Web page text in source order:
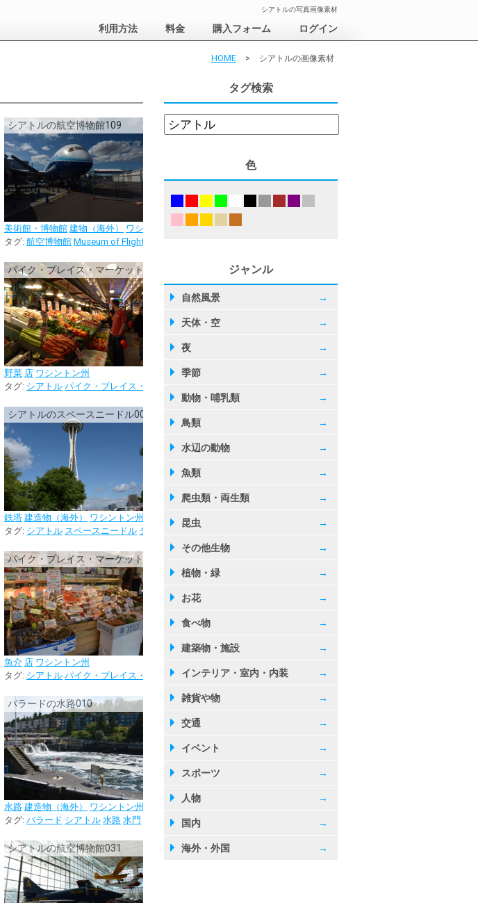
シアトルの写真画像素材
利用方法 料金 購入フォーム ログイン
HOME > シアトルの画像素材
シアトルの航空博物館109
美術館・博物館 建物（海外）
ワシントン州
タグ: 航空博物館 Museum of Flight
パイク・プレイス・マーケットの八百屋004
野菜 店 ワシントン州
タグ: シアトル パイク・プレイス・マーケット
ル
シアトルのスペースニードル004
鉄塔 建造物（海外）
ワシントン州
タグ: シアトル スペースニードル タワー
トン州
パイク・プレイス・マーケットの魚屋001
魚介 店 ワシントン州
タグ: シアトル パイク・プレイス・マーケット 魚屋
バラードの水路010
水路 建造物（海外）
ワシントン州
タグ: バラード シアトル 水路 水門
シアトルの航空博物館031
タグ検索
色
ジャンル
自然風景 →
天体・空 →
夜 →
季節 →
動物・哺乳類 →
鳥類 →
水辺の動物 →
魚類 →
爬虫類・両生類 →
昆虫 →
その他生物 →
植物・緑 →
お花 →
食べ物 →
建築物・施設 →
インテリア・室内・内装 →
雑貨や物 →
交通 →
イベント →
スポーツ →
人物 →
国内 →
海外・外国 →